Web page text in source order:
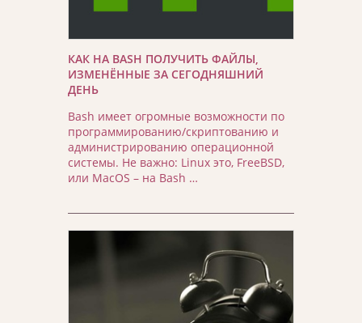
КАК НА BASH ПОЛУЧИТЬ ФАЙЛЫ,
ИЗМЕНЁННЫЕ ЗА СЕГОДНЯШНИЙ
ДЕНЬ
Bash имеет огромные возможности по
программированию/скриптованию и
администрированию операционной
системы. Не важно: Linux это, FreeBSD,
или MacOS – на Bash …